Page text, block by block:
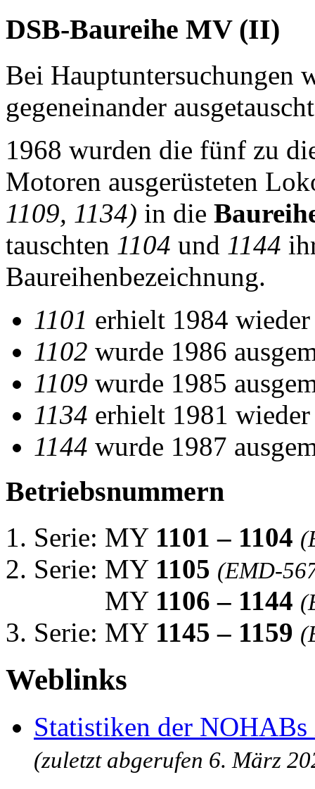
DSB-Baureihe MV (II)
Bei Hauptuntersuchungen
gegeneinander
1968 wurden die fünf zu
Motoren ausgerüsteten
1109, 1134) in die
tauschten 1104 und 1144
Baureihenbezeichnung.
1101 erhielt 1984
1102 wurde 1986
1109 wurde 1985
1134 erhielt 1981
1144 wurde 1987
Betriebsnummern
Serie: MY 1101 – 1104
Serie: MY 1105 (EMD-
MY 1106 – 1144
Serie: MY 1145 – 1159
Weblinks
Statistiken der
(zuletzt abgerufen 6. März